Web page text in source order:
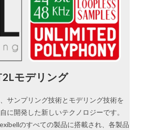
モデリング
サンプリング技術とモデリング技術を
に開発した新しいテクノロジーです。
のすべての製品に搭載され、各製品